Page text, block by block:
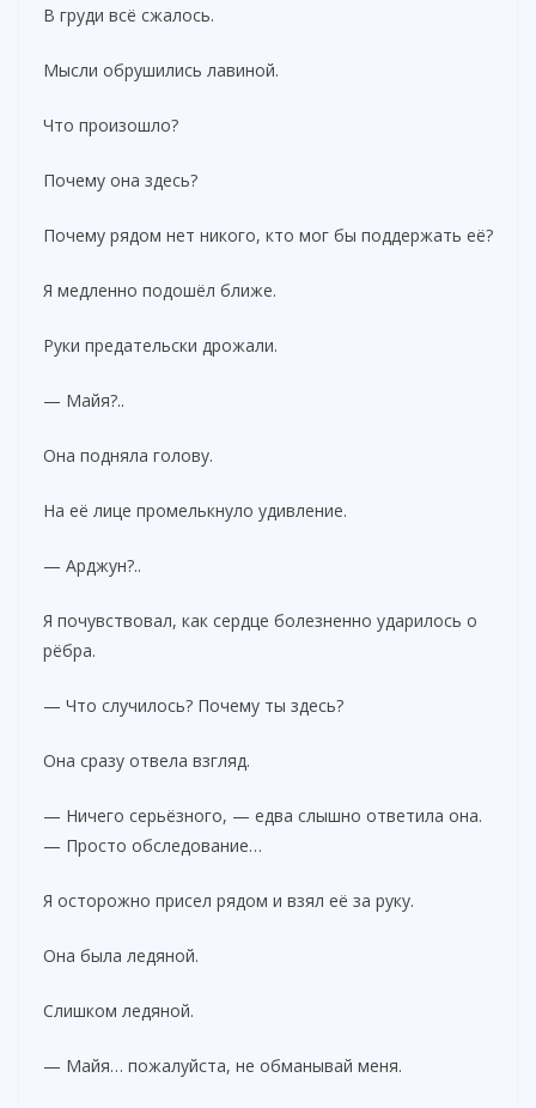
В груди всё сжалось.
Мысли обрушились лавиной.
Что произошло?
Почему она здесь?
Почему рядом нет никого, кто мог бы поддержать её?
Я медленно подошёл ближе.
Руки предательски дрожали.
— Майя?..
Она подняла голову.
На её лице промелькнуло удивление.
— Арджун?..
Я почувствовал, как сердце болезненно ударилось о
рёбра.
— Что случилось? Почему ты здесь?
Она сразу отвела взгляд.
— Ничего серьёзного, — едва слышно ответила она.
— Просто обследование…
Я осторожно присел рядом и взял её за руку.
Она была ледяной.
Слишком ледяной.
— Майя… пожалуйста, не обманывай меня.